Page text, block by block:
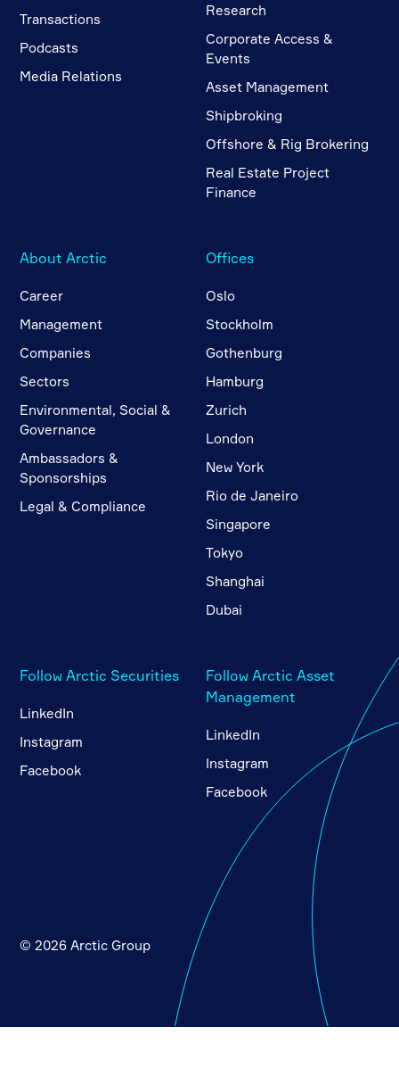
Transactions
Podcasts
Media Relations
Research
Corporate Access &
Events
Asset Management
Shipbroking
Offshore & Rig Brokering
Real Estate Project
Finance
About Arctic
Career
Management
Companies
Sectors
Environmental, Social &
Governance
Ambassadors &
Sponsorships
Legal & Compliance
Offices
Oslo
Stockholm
Gothenburg
Hamburg
Zurich
London
New York
Rio de Janeiro
Singapore
Tokyo
Shanghai
Dubai
Follow Arctic Securities
LinkedIn
Instagram
Facebook
Follow Arctic Asset
Management
LinkedIn
Instagram
Facebook
© 2026 Arctic Group